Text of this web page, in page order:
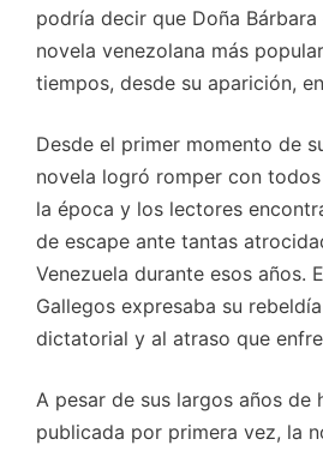
podría decir que Doña
novela venezolana más
tiempos, desde su aparición,
Desde el primer momento de
novela logró romper con
la época y los lectores
de escape ante tantas
Venezuela durante esos años.
Gallegos expresaba su
dictatorial y al atraso que
A pesar de sus largos años de
publicada por primera vez, la